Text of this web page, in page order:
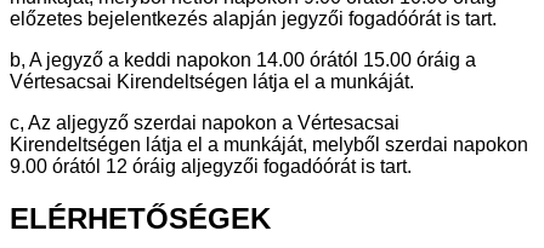
előzetes bejelentkezés alapján jegyzői fogadóórát is tart.
b, A jegyző a keddi napokon 14.00 órától 15.00 óráig a
Vértesacsai Kirendeltségen látja el a munkáját.
c, Az aljegyző szerdai napokon a Vértesacsai
Kirendeltségen látja el a munkáját, melyből szerdai napokon
9.00 órától 12 óráig aljegyzői fogadóórát is tart.
ELÉRHETŐSÉGEK